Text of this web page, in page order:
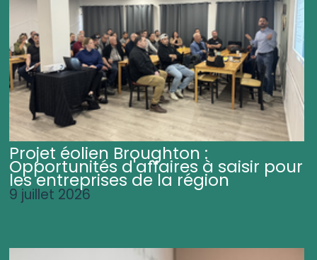
Projet éolien Broughton :
Opportunités d'affaires à saisir pour
les entreprises de la région
9 juillet 2026